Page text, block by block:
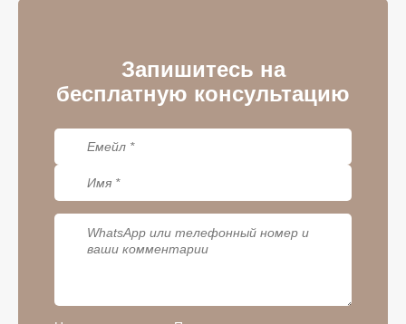
Запишитесь на
бесплатную консультацию